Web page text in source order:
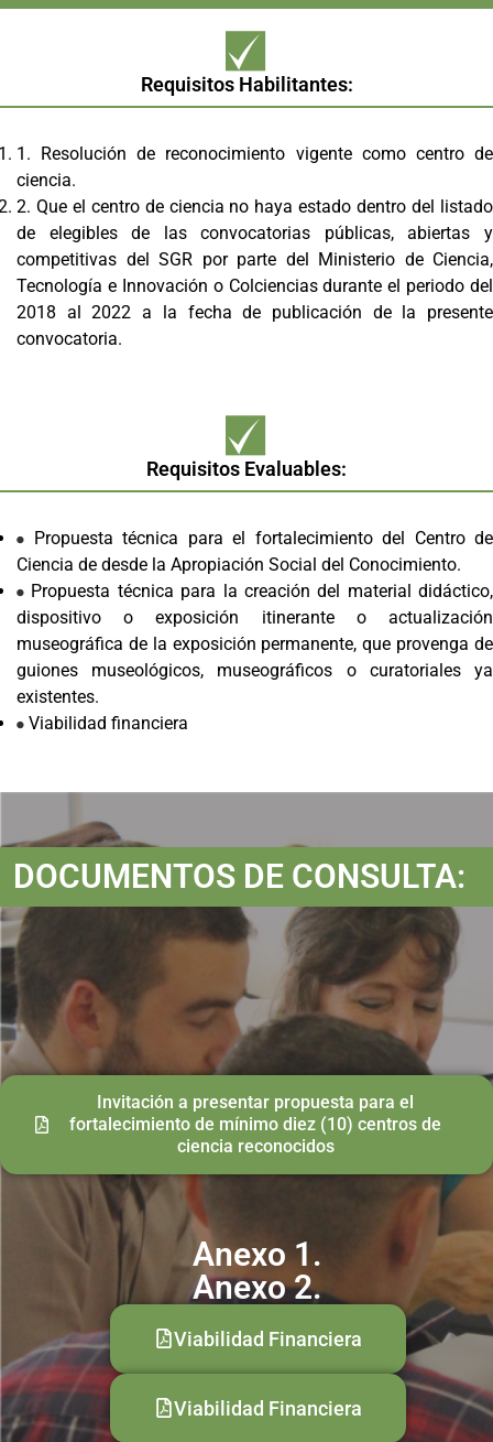
Requisitos Habilitantes:
1. Resolución de reconocimiento vigente como centro de
ciencia.
2. Que el centro de ciencia no haya estado dentro del listado
de elegibles de las convocatorias públicas, abiertas y
competitivas del SGR por parte del Ministerio de Ciencia,
Tecnología e Innovación o Colciencias durante el periodo del
2018 al 2022 a la fecha de publicación de la presente
convocatoria.
Requisitos Evaluables:
Propuesta técnica para el fortalecimiento del Centro de
Ciencia de desde la Apropiación Social del Conocimiento.
Propuesta técnica para la creación del material didáctico,
dispositivo o exposición itinerante o actualización
museográfica de la exposición permanente, que provenga de
guiones museológicos, museográficos o curatoriales ya
existentes.
Viabilidad financiera
DOCUMENTOS DE CONSULTA:
Invitación a presentar propuesta para el
fortalecimiento de mínimo diez (10) centros de
ciencia reconocidos
Anexo 1.
Anexo 2.
Viabilidad Financiera
Viabilidad Financiera